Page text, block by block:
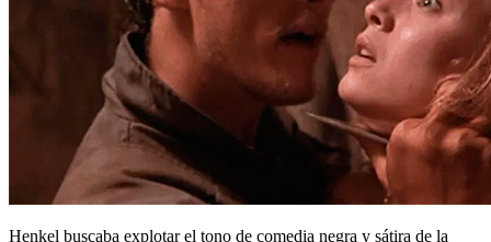
Henkel buscaba explotar el tono de comedia negra y sátira de la